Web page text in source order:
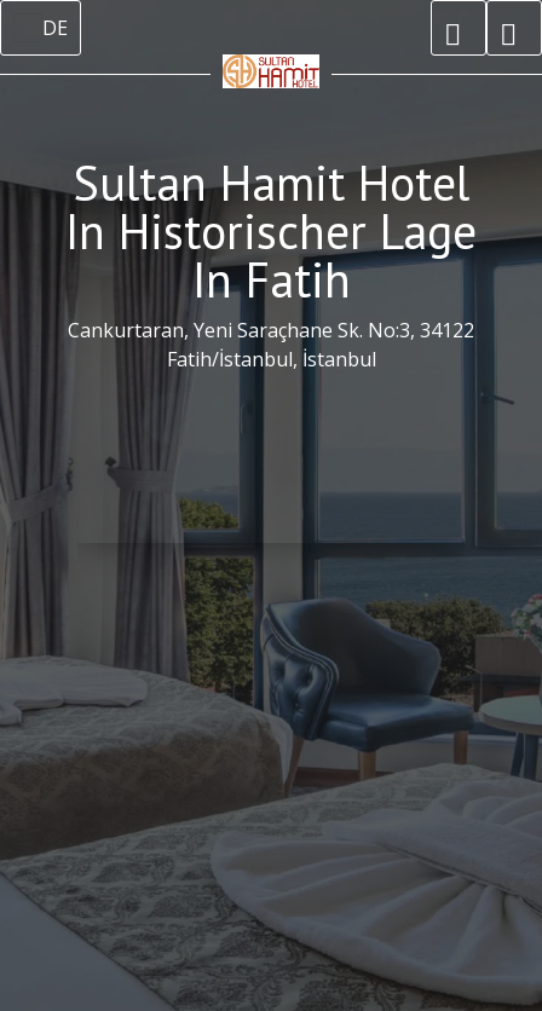
DE
Sultan Hamit Hotel
In Historischer Lage
In Fatih
Cankurtaran, Yeni Saraçhane Sk. No:3, 34122
Fatih/İstanbul, İstanbul